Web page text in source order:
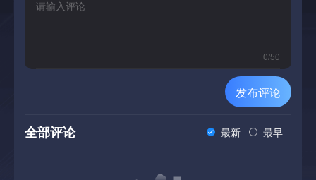
不去的六角形时刻定义您的构建。库存空间有限，这迫使人们
更致命的区域和更高风险的威胁。推得太远，世界就会以同样
的方式回答。计划的未来功能: 目前这些区域是程序生成的，
并且在数量和配置上可能是无穷无尽的，但未来的计划包括精
心设计的设置以及允许用户设计自己的地图供他人探索的创建
者工具，一次一个十六进制。未来扩展的其他计划包括: 核心
游戏玩法: 坐骑系统-马匹和其他坐骑，以额外的口粮为代价，
提高了移动速度和库存能力多房间的Delves-链式战斗遭遇，
0/50
发布评论
全部评论 最新 最早